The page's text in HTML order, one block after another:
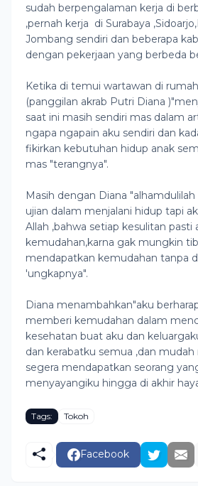
sudah berpengalaman kerja di
,pernah kerja di Surabaya
Jombang sendiri dan beberapa
dengan pekerjaan yang berbeda
Ketika di temui wartawan di
(panggilan akrab Putri Diana
saat ini masih sendiri mas dalam
ngapa ngapain aku sendiri dan
fikirkan kebutuhan hidup anak
mas "terangnya".
Masih dengan Diana
ujian dalam menjalani hidup tapi
Allah ,bahwa setiap kesulitan pasti
kemudahan,karna gak mungkin
mendapatkan kemudahan tanpa
'ungkapnya".
Diana menambahkan"aku
memberi kemudahan dalam
kesehatan buat aku dan
dan kerabatku semua ,dan
segera mendapatkan seorang
menyayangiku hingga di akhir
Tags: Tokoh
Facebook